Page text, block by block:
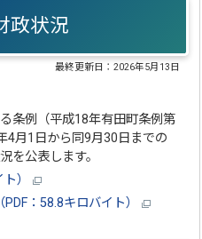
政状況
最終更新日：2026年5月13日
条例（平成18年有田町条例第
4月1日から同9月30日までの
を公表します。
ト）
PDF：58.8キロバイト）